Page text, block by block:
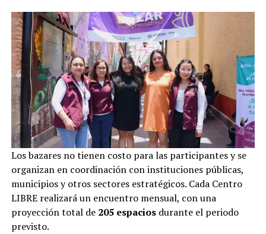
Los bazares no tienen costo para las participantes y se
organizan en coordinación con instituciones públicas,
municipios y otros sectores estratégicos. Cada Centro
LIBRE realizará un encuentro mensual, con una
proyección total de 205 espaciosdurante el periodo
previsto.